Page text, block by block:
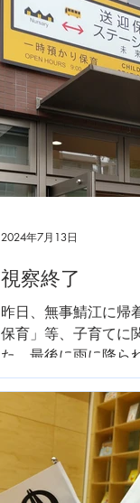
視察終了
昨日、無事鯖江に帰
保育」等、子育てに
た。最後に雨に降ら
が、内容の濃い視察
江にどう活かすか
す。
2024年7月13日